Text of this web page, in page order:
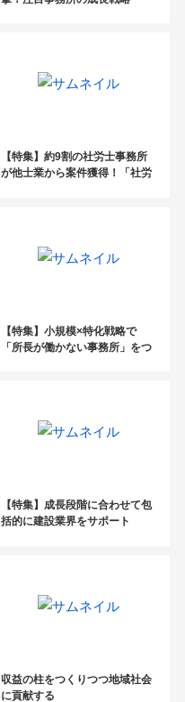
【特集】約9割の社労士事務所
が他士業から案件獲得！「社労
【特集】小規模×特化戦略で
「所長が働かない事務所」をつ
【特集】成長段階に合わせて包
括的に建設業界をサポート
収益の柱をつくりつつ地域社会
に貢献する